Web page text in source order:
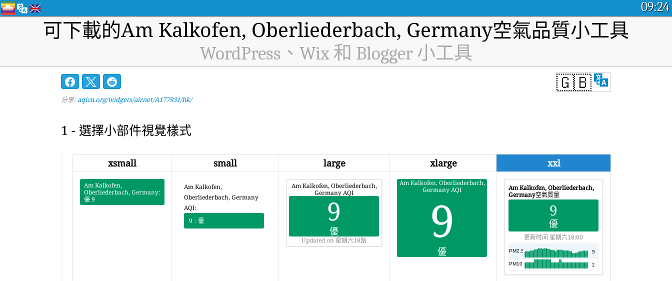
09:24
可下載的Am Kalkofen, Oberliederbach, Germany空氣品質小工具
WordPress、Wix 和 Blogger 小工具
🇬🇧
分享: aqicn.org/widgets/airnet/A177931/hk/
1 - 選擇小部件視覺樣式
xsmall small large xlarge xxl
Am Kalkofen,
Oberliederbach, Germany:
優9
Am Kalkofen,
Oberliederbach, Germany
AQI:
9 : 優
Am Kalkofen, Oberliederbach,
Germany AQI
9
優
Updated on 星期六18點
Am Kalkofen, Oberliederbach,
Germany AQI
9
優
Am Kalkofen, Oberliederbach,
Germany空氣質量
9
優
更新时间 星期六18:00
PM2.5AQI 9
PM10 AQI 2